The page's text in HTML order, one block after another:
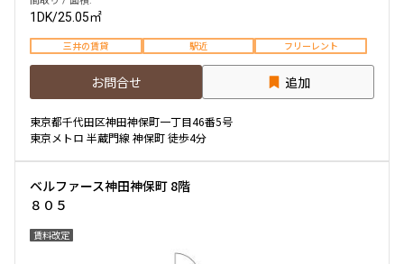
1DK/25.05㎡
三井の賃貸 駅近 フリーレント
お問合せ 追加
東京都千代田区神田神保町一丁目46番5号
東京メトロ 半蔵門線 神保町 徒歩4分
ベルファース神田神保町 8階
８０５
賃料改定